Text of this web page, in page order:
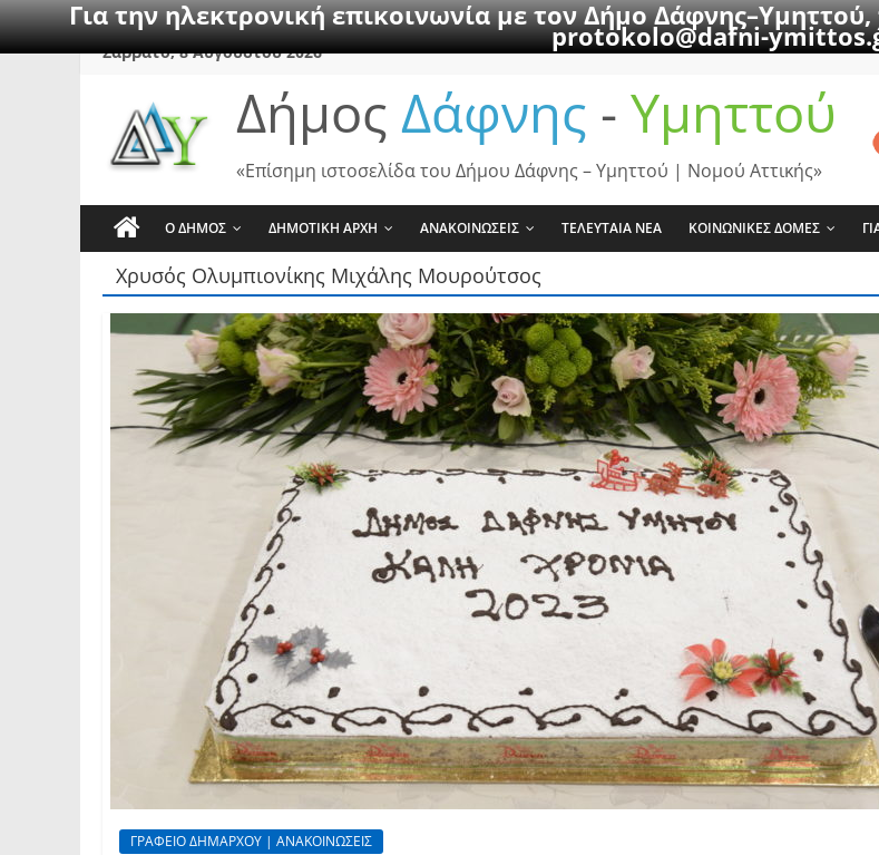
Για την ηλεκτρονική επικοινωνία με τον Δήμο
protokolo@dafni-
SkipΣάββατο, 8 Αυγούστου 2026
Δήμος Δάφνης - Υμηττού
«Επίσημη ιστοσελίδα του Δήμου Δάφνης – Υμηττού | Νομού Αττικής»
Ο ΔΗΜΟΣ ΔΗΜΟΤΙΚΗ ΑΡΧΗ ΑΝΑΚΟΙΝΩΣΕΙΣ ΤΕΛΕΥΤΑΙΑ ΝΕΑ ΚΟΙΝΩΝΙΚΕΣ ΔΟΜΕΣ
Χρυσός Ολυμπιονίκης Μιχάλης Μουρούτσος
ΓΡΑΦΕΙΟ ΔΗΜΑΡΧΟΥ | ΑΝΑΚΟΙΝΩΣΕΙΣ